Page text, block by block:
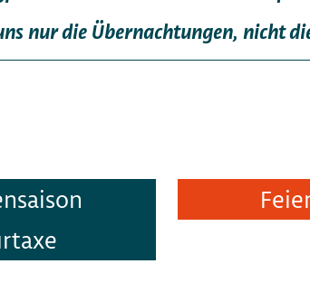
nur die Übernachtungen, nicht